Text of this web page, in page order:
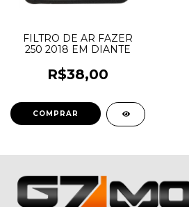
FILTRO DE AR FAZER
250 2018 EM DIANTE
R$38,00